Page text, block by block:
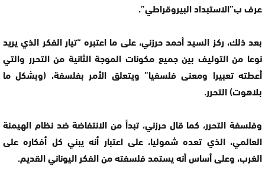
عرف ب”الاستبداد البيروقراطي”.
بعد ذلك، ركز السيد أحمد حرزني، على ما اعتبره “تيار الفكر الذي يريد
نوعا من التوليف بين جميع مكونات الموجة الثانية من التحرر والتي
أعطته تعبيرا ومعنى فلسفيا” ويتعلق الأمر بفلسفة، (وبشكل ما
بلاهوت) التحرر.
وفلسفة التحرر، كما قال حرزني، تبدأ من الانتفاضة ضد نظام الهيمنة
العالمي، الذي تعده شموليا، على اعتبار أنه يبني كل أفكاره على
الغرب، وعلى أساس أنه يستمد فلسفته من الفكر اليوناني القديم.